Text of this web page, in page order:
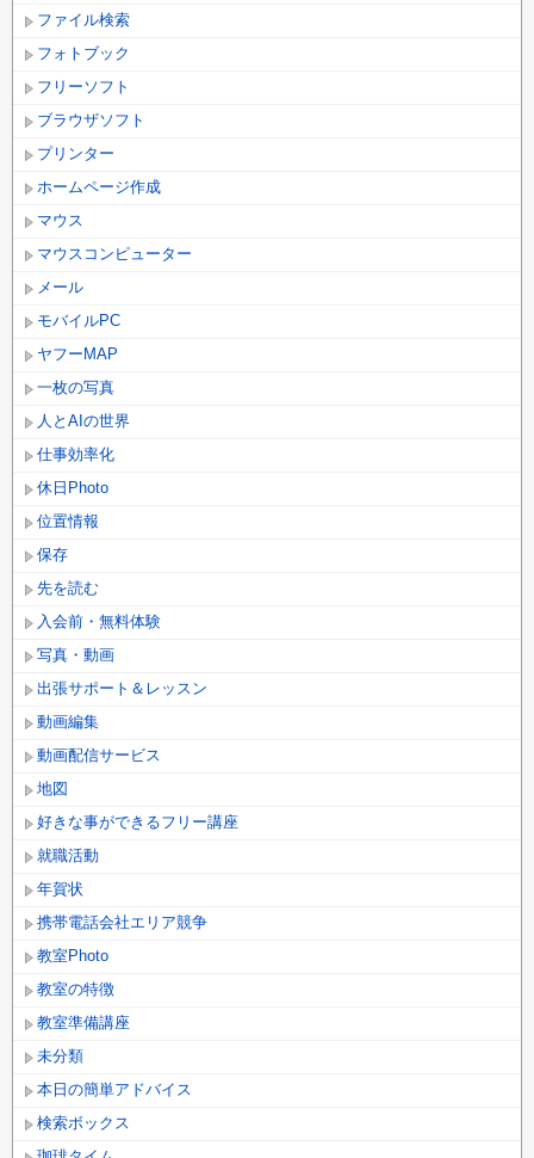
ファイル検索
フォトブック
フリーソフト
ブラウザソフト
プリンター
ホームページ作成
マウス
マウスコンピューター
メール
モバイルPC
ヤフーMAP
一枚の写真
人とAIの世界
仕事効率化
休日Photo
位置情報
保存
先を読む
入会前・無料体験
写真・動画
出張サポート＆レッスン
動画編集
動画配信サービス
地図
好きな事ができるフリー講座
就職活動
年賀状
携帯電話会社エリア競争
教室Photo
教室の特徴
教室準備講座
未分類
本日の簡単アドバイス
検索ボックス